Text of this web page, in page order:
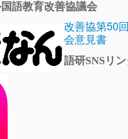
国語教育改善協議会
改善協第50
会意見書
語研SNSリ